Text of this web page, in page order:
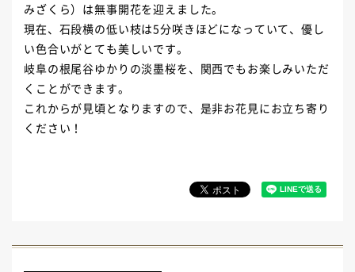
みざくら）は無事開花を迎えました。
現在、石段横の低い枝は5分咲きほどになっていて、優し
い色合いがとても美しいです。
岐阜の根尾谷ゆかりの淡墨桜を、関西でもお楽しみいただ
くことができます。
これからが見頃となりますので、是非お花見にお立ち寄り
ください！